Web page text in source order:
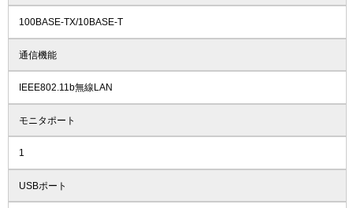
100BASE-TX/10BASE-T
通信機能
IEEE802.11b無線LAN
モニタポート
1
USBポート